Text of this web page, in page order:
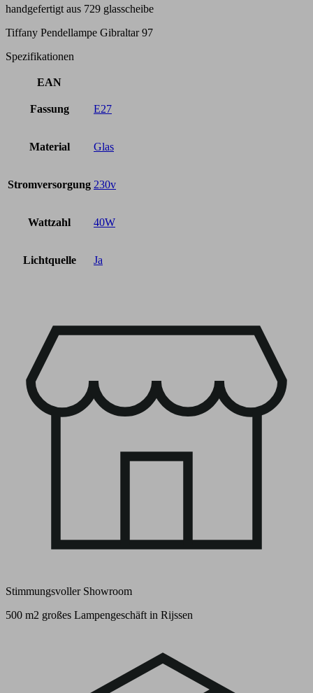
handgefertigt aus 729 glasscheibe
Tiffany Pendellampe Gibraltar 97
Spezifikationen
EAN
Fassung E27
Material Glas
Stromversorgung 230v
Wattzahl 40W
Lichtquelle Ja
Stimmungsvoller Showroom
500 m2 großes Lampengeschäft in Rijssen